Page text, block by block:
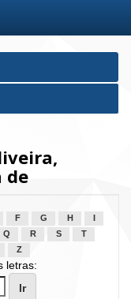
de
F G H
Q R S
T
Z
letras: